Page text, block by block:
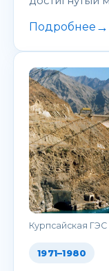
Подробнее →
Курпсайская ГЭС
1971–1980